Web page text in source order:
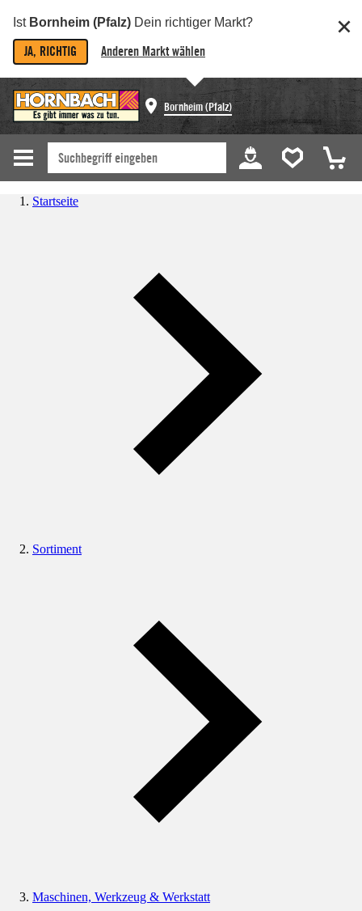
Ist Bornheim (Pfalz) Dein richtiger Markt?
JA, RICHTIG Anderen Markt wählen
Bornheim (Pfalz)
Startseite
Sortiment
Maschinen, Werkzeug & Werkstatt